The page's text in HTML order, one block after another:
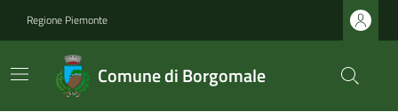
Regione Piemonte
Comune di Borgomale